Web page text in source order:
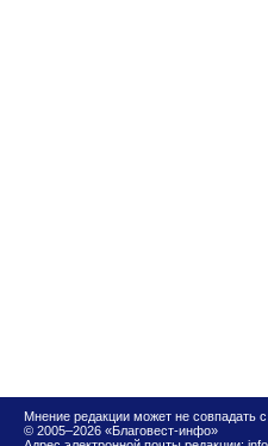
Мнение редакции может не совпадать
© 2005–2026 «Благовест-инфо»